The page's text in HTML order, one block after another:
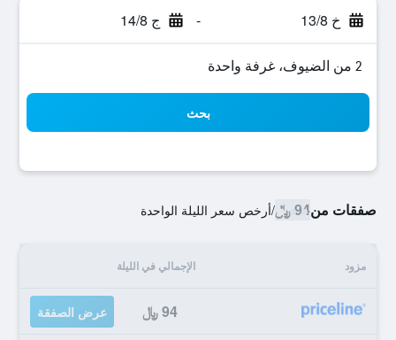
خ 13/8 - ج 14/8
2 من الضيوف، غرفة واحدة
بحث
صفقات من94 ﷼ /أرخص سعر الليلة الواحدة
مزود الإجمالي في الليلة
94 ﷼ عرض الصفقة